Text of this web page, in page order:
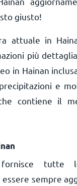
giusto!
attuale in
più
in Hainan
e
contiene il
fornisce tutte
essere sempre